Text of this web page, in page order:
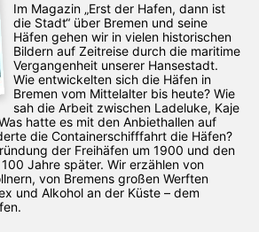
Im Magazin „Erst der Hafen, dann ist
die Stadt“ über Bremen und seine
Häfen gehen wir in vielen historischen
Bildern auf Zeitreise durch die maritime
Vergangenheit unserer Hansestadt.
Wie entwickelten sich die Häfen in
Bremen vom Mittelalter bis heute? Wie
sah die Arbeit zwischen Ladeluke, Kaje
hatte es mit den Anbiethallen auf
die Containerschifffahrt die Häfen?
der Freihäfen um 1900 und den
Jahre später. Wir erzählen von
von Bremens großen Werften
und Alkohol an der Küste – dem